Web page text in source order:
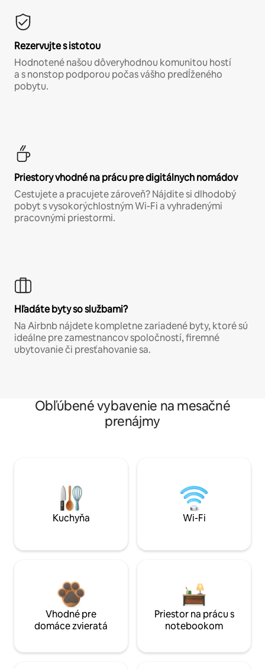
Rezervujte s istotou
Hodnotené našou dôveryhodnou komunitou hostí
a s nonstop podporou počas vášho predĺženého
pobytu.
Priestory vhodné na prácu pre digitálnych nomádov
Cestujete a pracujete zároveň? Nájdite si dlhodobý
pobyt s vysokorýchlostným Wi-Fi a vyhradenými
pracovnými priestormi.
Hľadáte byty so službami?
Na Airbnb nájdete kompletne zariadené byty, ktoré sú
ideálne pre zamestnancov spoločností, firemné
ubytovanie či presťahovanie sa.
Obľúbené vybavenie na mesačné
prenájmy
Kuchyňa Wi-Fi
Vhodné pre
domáce zvieratá
Priestor na prácu s
notebookom